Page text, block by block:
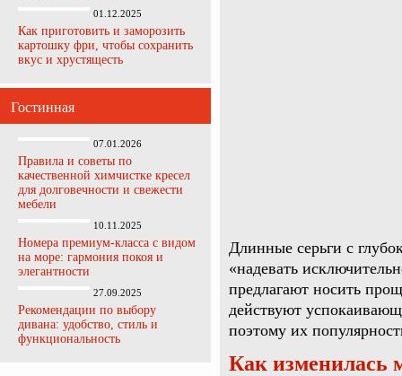
01.12.2025
Как приготовить и заморозить
картошку фри, чтобы сохранить
вкус и хрустящесть
Гостинная
07.01.2026
Правила и советы по
качественной химчистке кресел
для долговечности и свежести
мебели
10.11.2025
Номера премиум-класса с видом
на море: гармония покоя и
элегантности
27.09.2025
Рекомендации по выбору
дивана: удобство, стиль и
функциональность
Длинные серьги с
«надевать
предлагают носить
действуют
поэтому их
Как изменилась